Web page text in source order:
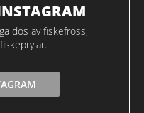
dos av fiskefross,